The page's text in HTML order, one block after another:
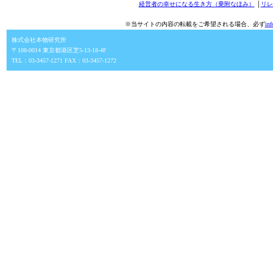
経営者の幸せになる生き方（乗附なほみ）
リ
※当サイトの内容の転載をご希望される場合、必ず
株式会社本物研究所
〒108-0014 東京都港区芝5-13-18-4F
TEL：03-3457-1271 FAX：03-3457-1272